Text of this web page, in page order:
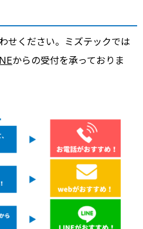
せください。ミズテックでは
からの受付を承っておりま